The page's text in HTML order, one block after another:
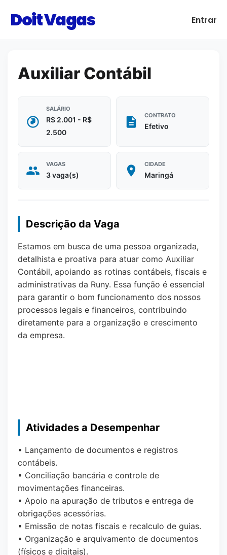
Doit Vagas Entrar
Auxiliar Contábil
SALÁRIO
R$ 2.001 - R$
2.500
CONTRATO
Efetivo
VAGAS
3 vaga(s)
CIDADE
Maringá
Descrição da Vaga
Estamos em busca de uma pessoa organizada,
detalhista e proativa para atuar como Auxiliar
Contábil, apoiando as rotinas contábeis, fiscais e
administrativas da Runy. Essa função é essencial
para garantir o bom funcionamento dos nossos
processos legais e financeiros, contribuindo
diretamente para a organização e crescimento
da empresa.
Atividades a Desempenhar
• Lançamento de documentos e registros
contábeis.
• Conciliação bancária e controle de
movimentações financeiras.
• Apoio na apuração de tributos e entrega de
obrigações acessórias.
• Emissão de notas fiscais e recalculo de guias.
• Organização e arquivamento de documentos
(físicos e digitais).